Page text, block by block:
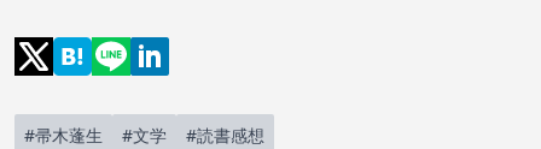
#帚木蓬生 #文学 #読書感想